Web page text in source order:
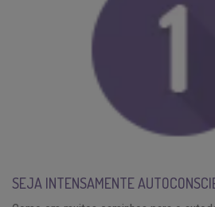
SEJA INTENSAMENTE